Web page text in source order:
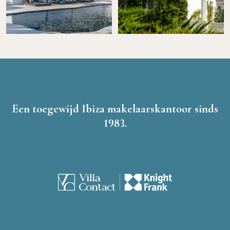
Een toegewijd Ibiza makelaarskantoor sinds
1983.